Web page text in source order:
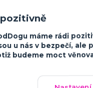
a charakter psů. Od
ke psům.
máme rádi
u nás v bezpečí, ale
budeme moct